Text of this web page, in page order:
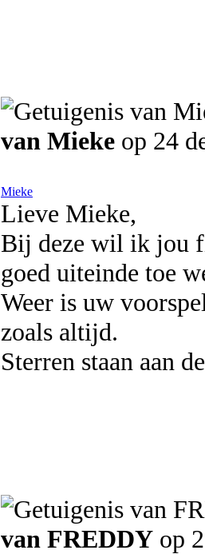
van Mieke op 24
Mieke
Lieve Mieke,
Bij deze wil ik jou
goed uiteinde toe
Weer is uw
zoals altijd.
Sterren staan aan
van FREDDY op